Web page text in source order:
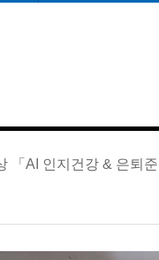
「AI 인지건강 & 은퇴